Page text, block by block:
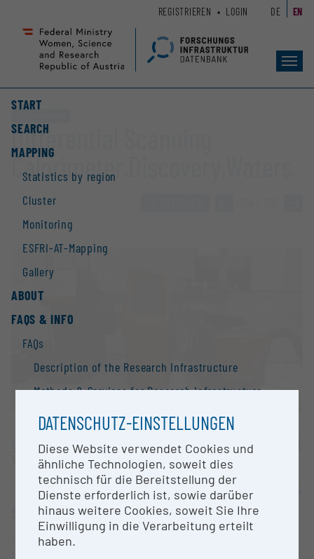
Seiteninhalt
Accesskey
Hauptnavigation
Accesskey
START
SEARCH
MAPPING
Statistics by region
Cluster
Monitoring
ESFRI-AT-Mapping
Gallery
ABOUT
FAQS & INFO
FAQs
Description of the Research Infrastructure
Methods & Services for Research Infrastructure
Research infrastructure categories
Search Engine
Contact
Information
National Strategy of Research Infrastructure
REGISTRIEREN LOGIN DE EN
Differential Scanning
Calorimeter,Discovery,Waters
University of Vienna
Wien |Website
OPEN FOR COLLABORATION
SHORT DESCRIPTION
Untersuchung der thermischen Eigenschaften von
DATENSCHUTZ-EINSTELLUNGEN
Diese Website verwendet Cookies und
ähnliche Technologien, soweit dies
technisch für die Bereitstellung der
Dienste erforderlich ist, sowie darüber
hinaus weitere Cookies, soweit Sie Ihre
Einwilligung in die Verarbeitung erteilt
haben.